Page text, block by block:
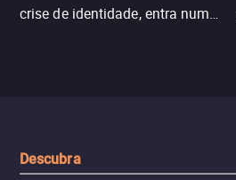
crise de identidade, entra num
Descubra